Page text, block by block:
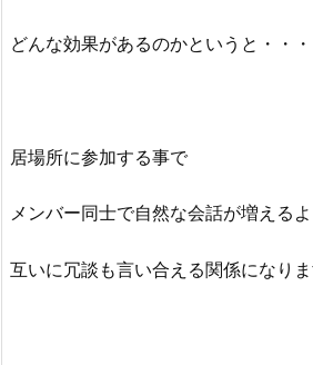
どんな効果があるのかというと・・・
居場所に参加する事で
メンバー同士で自然な会話が増えるよ
互いに冗談も言い合える関係になりま